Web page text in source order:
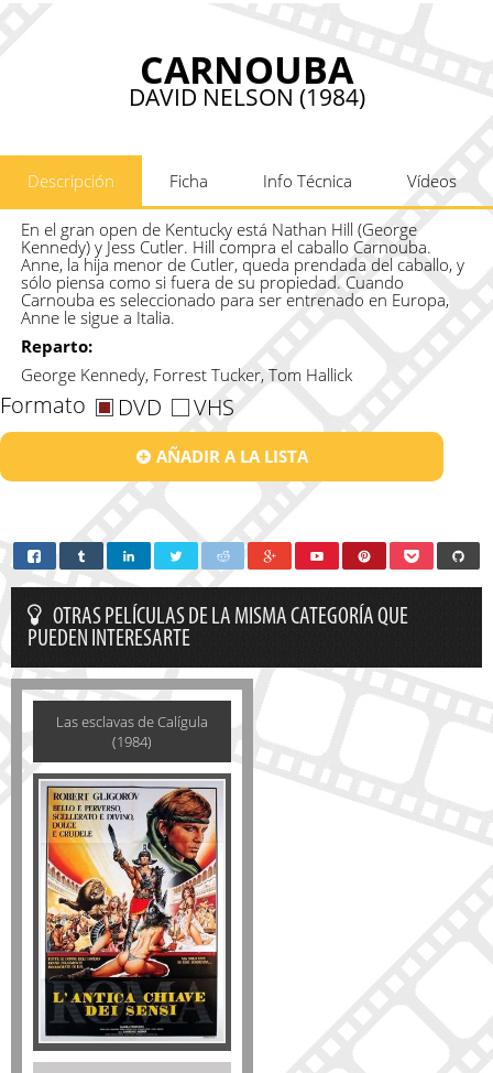
CARNOUBA
DAVID NELSON (1984)
Descripción Ficha Info Técnica Vídeos
En el gran open de Kentucky está Nathan Hill (George
Kennedy) y Jess Cutler. Hill compra el caballo Carnouba.
Anne, la hija menor de Cutler, queda prendada del caballo, y
sólo piensa como si fuera de su propiedad. Cuando
Carnouba es seleccionado para ser entrenado en Europa,
Anne le sigue a Italia.
Reparto:
George Kennedy, Forrest Tucker, Tom Hallick
Formato DVD VHS
AÑADIR A LA LISTA
OTRAS PELÍCULAS DE LA MISMA CATEGORÍA QUE
PUEDEN INTERESARTE
Las esclavas de Calígula
(1984)